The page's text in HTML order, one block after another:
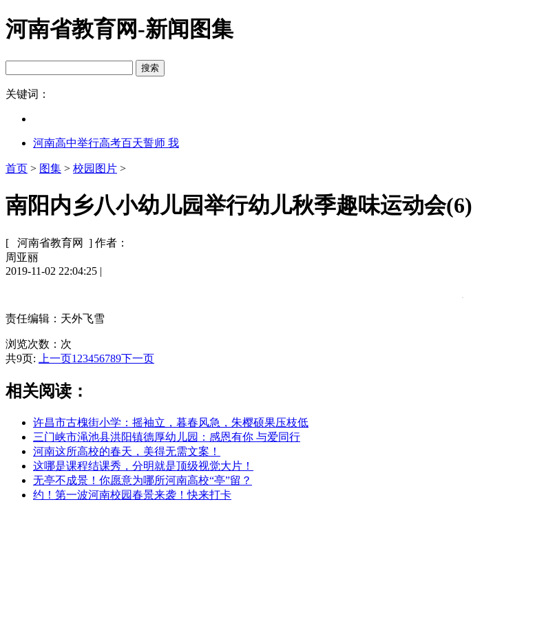
河南省教育网-新闻图集
关键词：
河南高中举行高考百天誓师 我
首页 > 图集 > 校园图片 >
南阳内乡八小幼儿园举行幼儿秋季趣味运动会(6)
[ 河南省教育网 ] 作者：
周亚丽
2019-11-02 22:04:25 |
责任编辑：天外飞雪
浏览次数： 次
共9页:
上一页1 23456789下一页
相关阅读：
许昌市古槐街小学：摇袖立，暮春风急，朱樱硕果压枝低
三门峡市渑池县洪阳镇德厚幼儿园：感恩有你 与爱同行
河南这所高校的春天，美得无需文案！
这哪是课程结课秀，分明就是顶级视觉大片！
无亭不成景！你愿意为哪所河南高校“亭”留？
约！第一波河南校园春景来袭！快来打卡